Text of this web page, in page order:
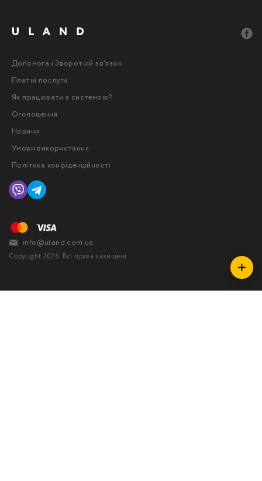
Copyright 2026. Всі права захищені.
Допомога і Зворотній зв'язок
Платні послуги
Як працювати з системою?
Оголошення
Новини
Умови використання
Політика конфіденційності
info@uland.com.ua